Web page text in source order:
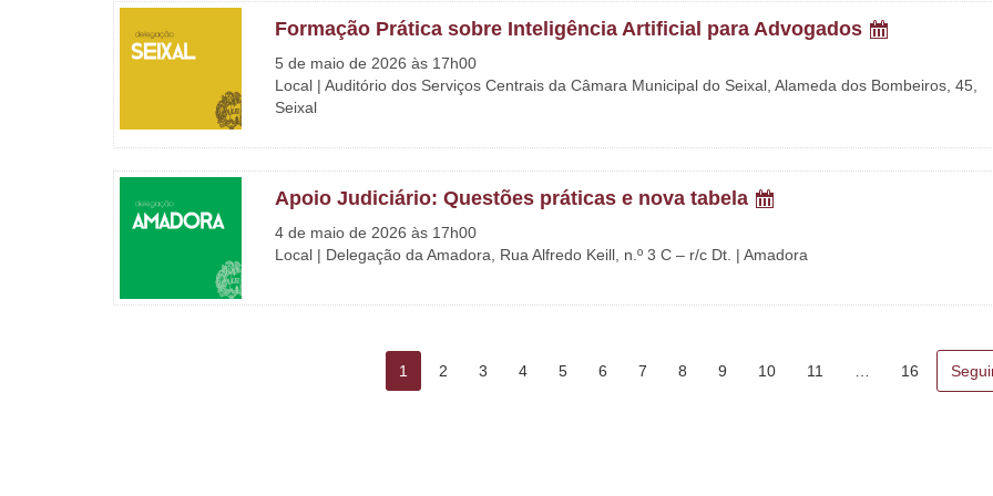
Formação Prática sobre Inteligência Artificial para Advogados
5 de maio de 2026 às 17h00
Local | Auditório dos Serviços Centrais da Câmara Municipal do Seixal, Alameda dos Bombeiros, 45,
Seixal
Apoio Judiciário: Questões práticas e nova tabela
4 de maio de 2026 às 17h00
Local | Delegação da Amadora, Rua Alfredo Keill, n.º 3 C – r/c Dt. | Amadora
1 2 3 4 5 6 7 8 9 10 11 … 16